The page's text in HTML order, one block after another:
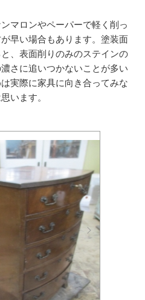
マロンやペーパーで軽く削っ
早い場合もあります。塗装面
、表面削りのみのステインの
さに追いつかないことが多い
実際に家具に向き合ってみな
います。